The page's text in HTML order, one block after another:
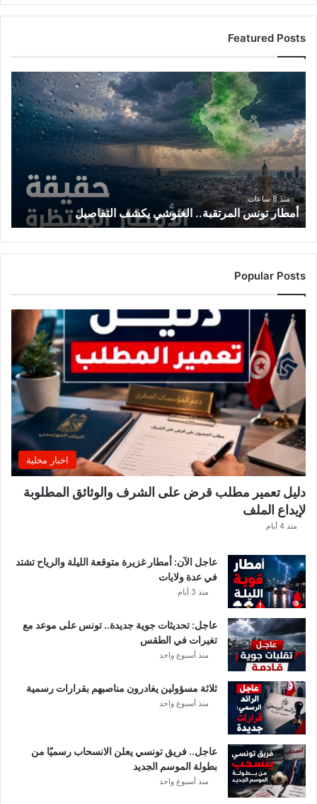
Featured Posts
أمطار
تونس
المرتقبة..
الغنوشي
يكشف
التفاصيل
منذ 8 ساعات
أمطار تونس المرتقبة.. الغنوشي يكشف التفاصيل
Popular Posts
اخبار محلية
دليل تعمير مطلب قرض على الشرف والوثائق المطلوبة
لإيداع الملف
منذ 4 أيام
عاجل الآن: أمطار غزيرة متوقعة الليلة والرياح تشتد
في عدة ولايات
منذ 3 أيام
عاجل: تحديثات جوية جديدة.. تونس على موعد مع
تغيرات في الطقس
منذ أسبوع واحد
ثلاثة مسؤولين يغادرون مناصبهم بقرارات رسمية
منذ أسبوع واحد
عاجل.. فريق تونسي يعلن الانسحاب رسميًا من
بطولة الموسم الجديد
منذ أسبوع واحد